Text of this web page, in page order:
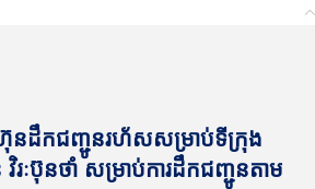
នដឹកជញ្ជូនរហ័សសម្រាប់ទីក្រុង
ៈប៊ុនថាំ សម្រាប់ការដឹកជញ្ជូនតាម